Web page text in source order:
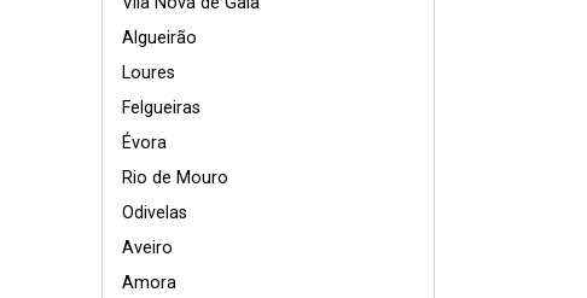
Algueirão
Loures
Felgueiras
Évora
Rio de Mouro
Odivelas
Aveiro
Amora